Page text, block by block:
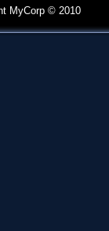
MyCorp © 2010